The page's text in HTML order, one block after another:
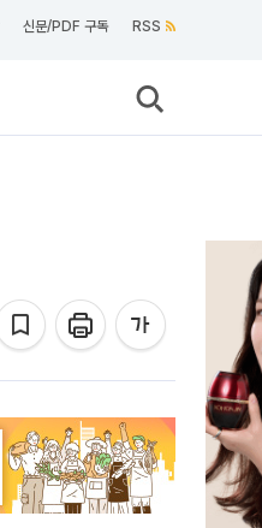
신문/PDF 구독 RSS